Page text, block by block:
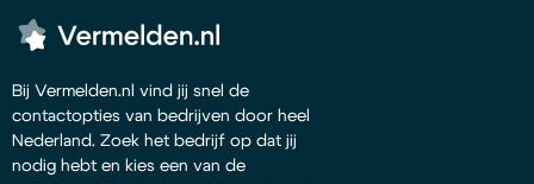
Bij Vermelden.nl vind jij snel de
contactopties van bedrijven door heel
Nederland. Zoek het bedrijf op dat jij
nodig hebt en kies een van de